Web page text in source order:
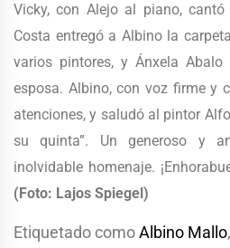
Vicky, con Alejo al piano, cantó
Costa entregó a Albino la
varios pintores, y Ánxela
esposa. Albino, con voz firme y
atenciones, y saludó al pintor
su quinta”. Un generoso y
inolvidable homenaje.
(Foto: Lajos Spiegel)
Etiquetado comoAlbino Mallo,